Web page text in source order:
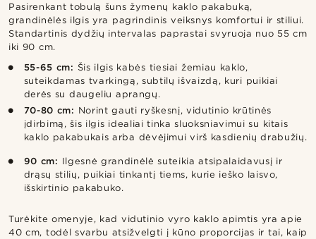
Pasirenkant tobulą šuns žymenų kaklo pakabuką,
grandinėlės ilgis yra pagrindinis veiksnys komfortui ir stiliui.
Standartinis dydžių intervalas paprastai svyruoja nuo 55 cm
iki 90 cm.
55-65 cm: Šis ilgis kabės tiesiai žemiau kaklo,
suteikdamas tvarkingą, subtilų išvaizdą, kuri puikiai
derės su daugeliu aprangų.
70-80 cm: Norint gauti ryškesnį, vidutinio krūtinės
įdirbimą, šis ilgis idealiai tinka sluoksniavimui su kitais
kaklo pakabukais arba dėvėjimui virš kasdienių drabužių.
90 cm: Ilgesnė grandinėlė suteikia atsipalaidavusį ir
drąsų stilių, puikiai tinkantį tiems, kurie ieško laisvo,
išskirtinio pakabuko.
Turėkite omenyje, kad vidutinio vyro kaklo apimtis yra apie
40 cm, todėl svarbu atsižvelgti į kūno proporcijas ir tai, kaip